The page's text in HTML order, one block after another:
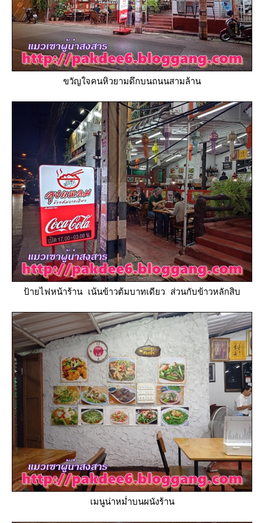
ขวัญใจคนหิวยามดึกบนถนนสามล้าน
ป้ายไฟหน้าร้าน เน้นข้าวต้มบาทเดียว ส่วนกับข้าวหลักสิบ
เมนูน่าหม่ำบนผนังร้าน